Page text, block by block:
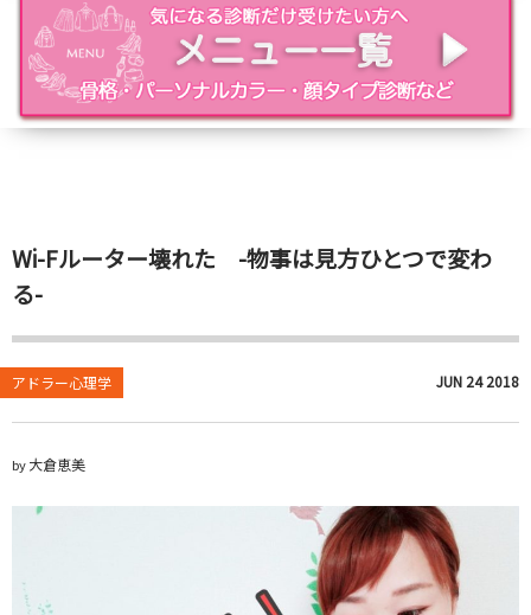
Wi-Fルーター壊れた -物事は見方ひとつで変わ
る-
アドラー心理学 JUN 24 2018
by大倉恵美